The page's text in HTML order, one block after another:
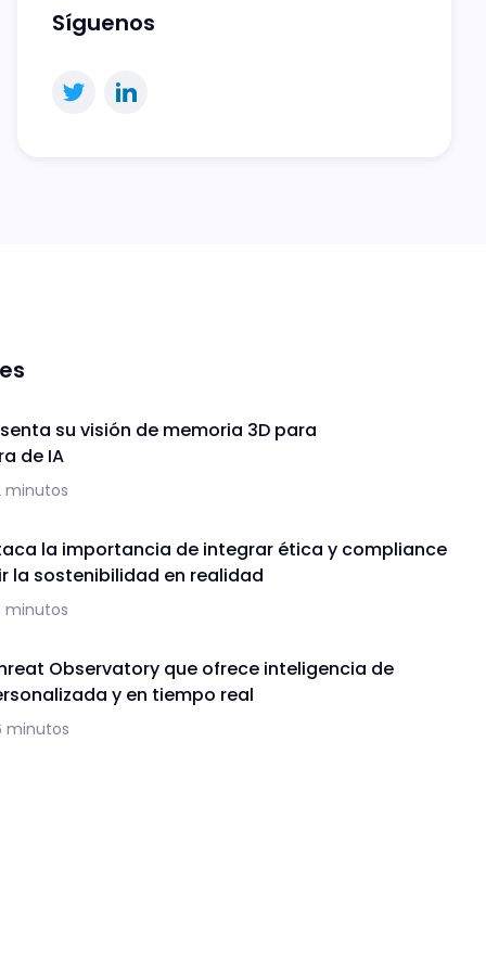
Síguenos
su visión de memoria 3D para
de IA
minutos
la importancia de integrar ética y compliance
la sostenibilidad en realidad
minutos
Observatory que ofrece inteligencia de
y en tiempo real
minutos